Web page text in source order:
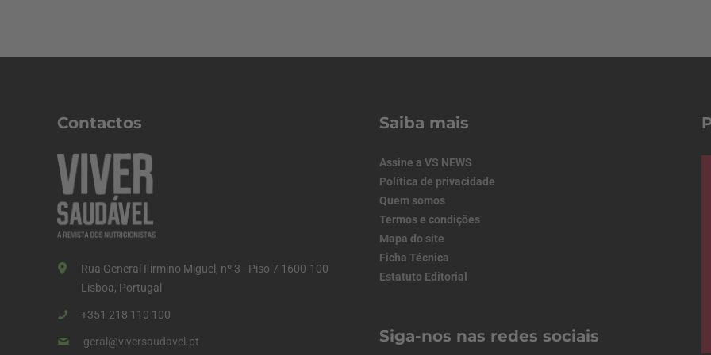
Contactos
Rua General Firmino Miguel, nº 3 - Piso 7 1600-100
Lisboa, Portugal
+351 218 110 100
geral@viversaudavel.pt
Saiba mais
Assine a VS NEWS
Política de privacidade
Quem somos
Termos e condições
Mapa do site
Ficha Técnica
Estatuto Editorial
Siga-nos nas redes sociais